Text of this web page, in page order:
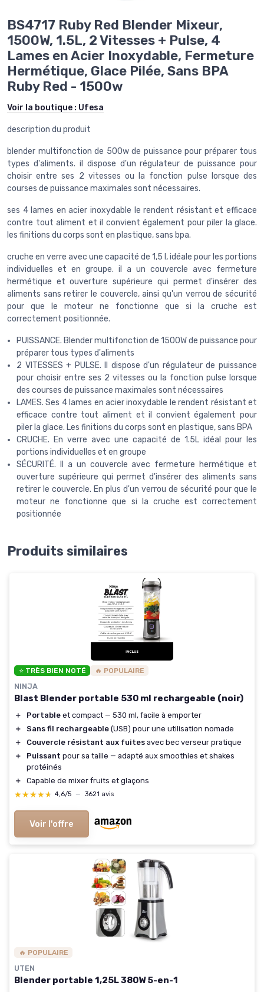
BS4717 Ruby Red Blender Mixeur,
1500W, 1.5L, 2 Vitesses + Pulse, 4
Lames en Acier Inoxydable, Fermeture
Hermétique, Glace Pilée, Sans BPA
Ruby Red - 1500w
Voir la boutique : Ufesa
description du produit
blender multifonction de 500w de puissance pour préparer tous
types d'aliments. il dispose d'un régulateur de puissance pour
choisir entre ses 2 vitesses ou la fonction pulse lorsque des
courses de puissance maximales sont nécessaires.
ses 4 lames en acier inoxydable le rendent résistant et efficace
contre tout aliment et il convient également pour piler la glace.
les finitions du corps sont en plastique, sans bpa.
cruche en verre avec une capacité de 1,5 l, idéale pour les portions
individuelles et en groupe. il a un couvercle avec fermeture
hermétique et ouverture supérieure qui permet d'insérer des
aliments sans retirer le couvercle, ainsi qu'un verrou de sécurité
pour que le moteur ne fonctionne que si la cruche est
correctement positionnée.
PUISSANCE. Blender multifonction de 1500W de puissance pour
préparer tous types d'aliments
2 VITESSES + PULSE. Il dispose d'un régulateur de puissance
pour choisir entre ses 2 vitesses ou la fonction pulse lorsque
des courses de puissance maximales sont nécessaires
LAMES. Ses 4 lames en acier inoxydable le rendent résistant et
efficace contre tout aliment et il convient également pour
piler la glace. Les finitions du corps sont en plastique, sans BPA
CRUCHE. En verre avec une capacité de 1.5L idéal pour les
portions individuelles et en groupe
SÉCURITÉ. Il a un couvercle avec fermeture hermétique et
ouverture supérieure qui permet d'insérer des aliments sans
retirer le couvercle. En plus d'un verrou de sécurité pour que le
moteur ne fonctionne que si la cruche est correctement
positionnée
Produits similaires
⭐ TRÈS BIEN NOTÉ 🔥 POPULAIRE
NINJA
Blast Blender portable 530 ml rechargeable (noir)
＋ Portable et compact — 530 ml, facile à emporter
＋
Sans fil rechargeable (USB) pour une utilisation nomade
＋
Couvercle résistant aux fuites avec bec verseur pratique
＋
Puissant pour sa taille — adapté aux smoothies et shakes
protéinés
＋
Capable de mixer fruits et glaçons
★★★★★
★★★★★ 4,6/5 — 3621 avis
Voir l'offre
🔥 POPULAIRE
UTEN
Blender portable 1,25L 380W 5-en-1